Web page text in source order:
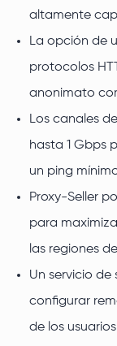
altamente
La opción de
protocolos
anonimato
Los canales
hasta 1 Gbps
un ping
Proxy-Seller
para
las regiones
Un servicio
configurar
de los